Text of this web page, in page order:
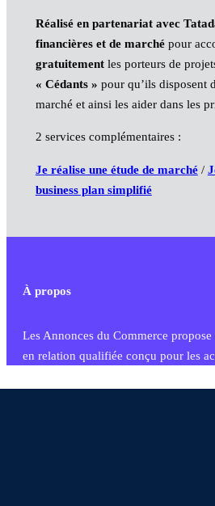
Réalisé en partenariat avec
financières et de marchépour
gratuitement les porteurs de
« Cédants » pour qu’ils disposent
marché et ainsi les aider dans les
2 services complémentaires :
Je réalise une étude de marché/
business plan simplifié
À propos
Les Annonces du Commerce
en relation qualifiée conçu pour les
commercial et les collectivités